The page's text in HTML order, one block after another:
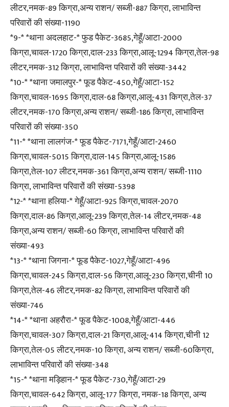
लीटर,नमक-89 किग्रा,अन्य राशन/ सब्जी-887 किग्रा, लाभाविन्त
परिवारों की संख्या-1190
*9-* *थाना अदलहाट-* फुड पैकेट-3685,गेहूँ/आटा-2000
किग्रा,चावल-1720 किग्रा,दाल-233 किग्रा,आलू-1294 किग्रा,तेल-98
लीटर,नमक-312 किग्रा, लाभाविन्त परिवारों की संख्या-3442
*10-* *थाना जमालपुर-* फूड पैकेट-450,गेहूँ/आटा-152
किग्रा,चावल-1695 किग्रा,दाल-68 किग्रा,आलू-431 किग्रा,तेल-37
लीटर,नमक-170 किग्रा,अन्य राशन/ सब्जी-186 किग्रा, लाभाविन्त
परिवारों की संख्या-350
*11-* *थाना लालगंज-* फूड पैकेट-7171,गेहूँ/आटा-2460
किग्रा,चावल-5015 किग्रा,दाल-145 किग्रा,आलू-1586
किग्रा,तेल-107 लीटर,नमक-361 किग्रा,अन्य राशन/ सब्जी-1110
किग्रा, लाभाविन्त परिवारों की संख्या-5398
*12-* *थाना हलिया-* गेहूँ/आटा-925 किग्रा,चावल-2070
किग्रा,दाल-86 किग्रा,आलू-239 किग्रा,तेल-14 लीटर,नमक-48
किग्रा,अन्य राशन/ सब्जी-60 किग्रा, लाभाविन्त परिवारों की
संख्या-493
*13-* *थाना जिगना-* फूड पैकेट-1027,गेहूँ/आटा-496
किग्रा,चावल-245 किग्रा,दाल-56 किग्रा,आलू-230 किग्रा,चीनी 10
किग्रा,तेल-46 लीटर,नमक-82 किग्रा, लाभाविन्त परिवारों की
संख्या-746
*14-* *थाना अहरौरा-* फूड पैकेट-1008,गेहूँ/आटा-446
किग्रा,चावल-307 किग्रा,दाल-21 किग्रा,आलू-414 किग्रा,चीनी 12
किग्रा,तेल-05 लीटर,नमक-10 किग्रा, अन्य राशन/ सब्जी-60किग्रा,
लाभाविन्त परिवारों की संख्या-348
*15-* *थाना मड़िहान-* फूड पैकेट-730,गेहूँ/आटा-29
किग्रा,चावल-642 किग्रा, आलू-177 किग्रा, नमक-18 किग्रा, अन्य